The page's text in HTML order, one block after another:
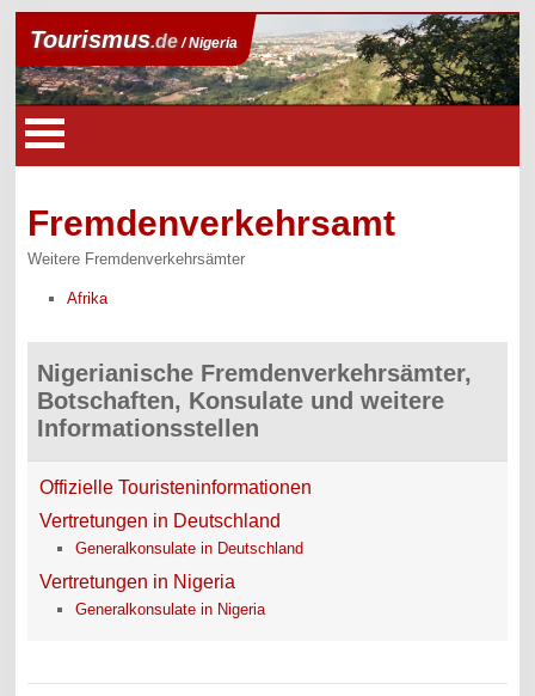
Tourismus.de/ Nigeria
Fremdenverkehrsamt
Weitere Fremdenverkehrsämter
Afrika
Nigerianische Fremdenverkehrsämter,
Botschaften, Konsulate und weitere
Informationsstellen
Offizielle Touristeninformationen
Vertretungen in Deutschland
Generalkonsulate in Deutschland
Vertretungen in Nigeria
Generalkonsulate in Nigeria